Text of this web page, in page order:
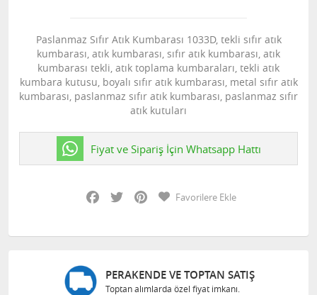
Paslanmaz Sıfır Atık Kumbarası 1033D, tekli sıfır atık
kumbarası, atık kumbarası, sıfır atık kumbarası, atık
kumbarası tekli, atık toplama kumbaraları, tekli atık
kumbara kutusu, boyalı sıfır atık kumbarası, metal sıfır atık
kumbarası, paslanmaz sıfır atık kumbarası, paslanmaz sıfır
atık kutuları
Fiyat ve Sipariş İçin Whatsapp Hattı
Facebook
Twitter PinterestFavorilere Ekle
PERAKENDE VE TOPTAN SATIŞ
Toptan alımlarda özel fiyat imkanı.